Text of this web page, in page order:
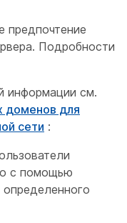
предпочтение
Подробности
информации см.
доменов для
сети :
с помощью
определенного